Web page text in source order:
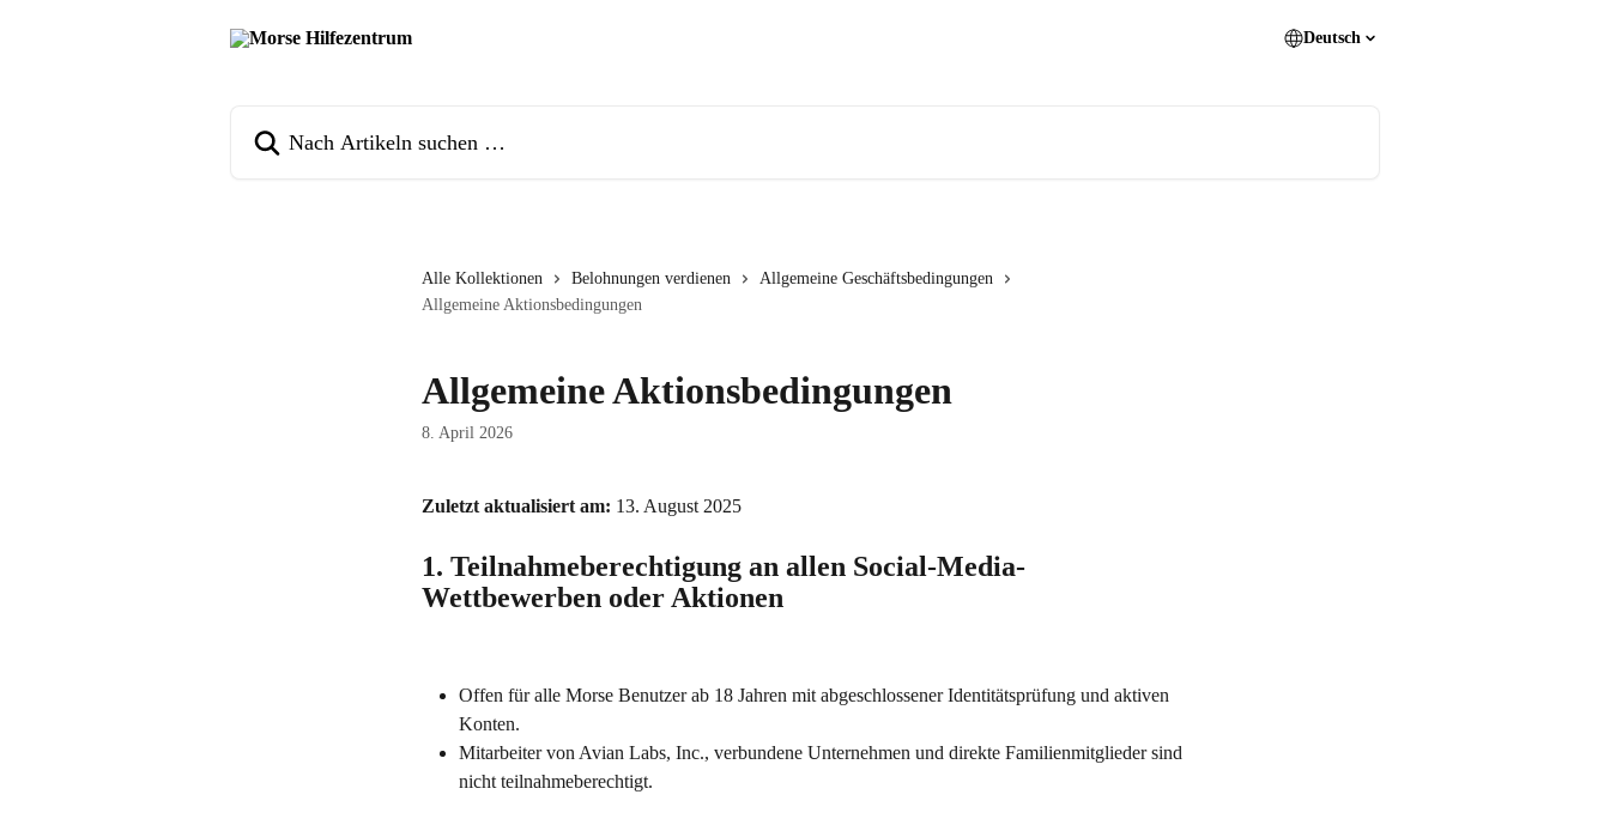
Deutsch
Alle Kollektionen Belohnungen verdienen
Allgemeine Geschäftsbedingungen
Allgemeine Aktionsbedingungen
Allgemeine Aktionsbedingungen
8. April 2026
Zuletzt aktualisiert am: 13. August 2025
1. Teilnahmeberechtigung an allen Social-Media-
Wettbewerben oder Aktionen
Offen für alle Morse Benutzer ab 18 Jahren mit abgeschlossener Identitätsprüfung und aktiven
Konten.
Mitarbeiter von Avian Labs, Inc., verbundene Unternehmen und direkte Familienmitglieder sind
nicht teilnahmeberechtigt.